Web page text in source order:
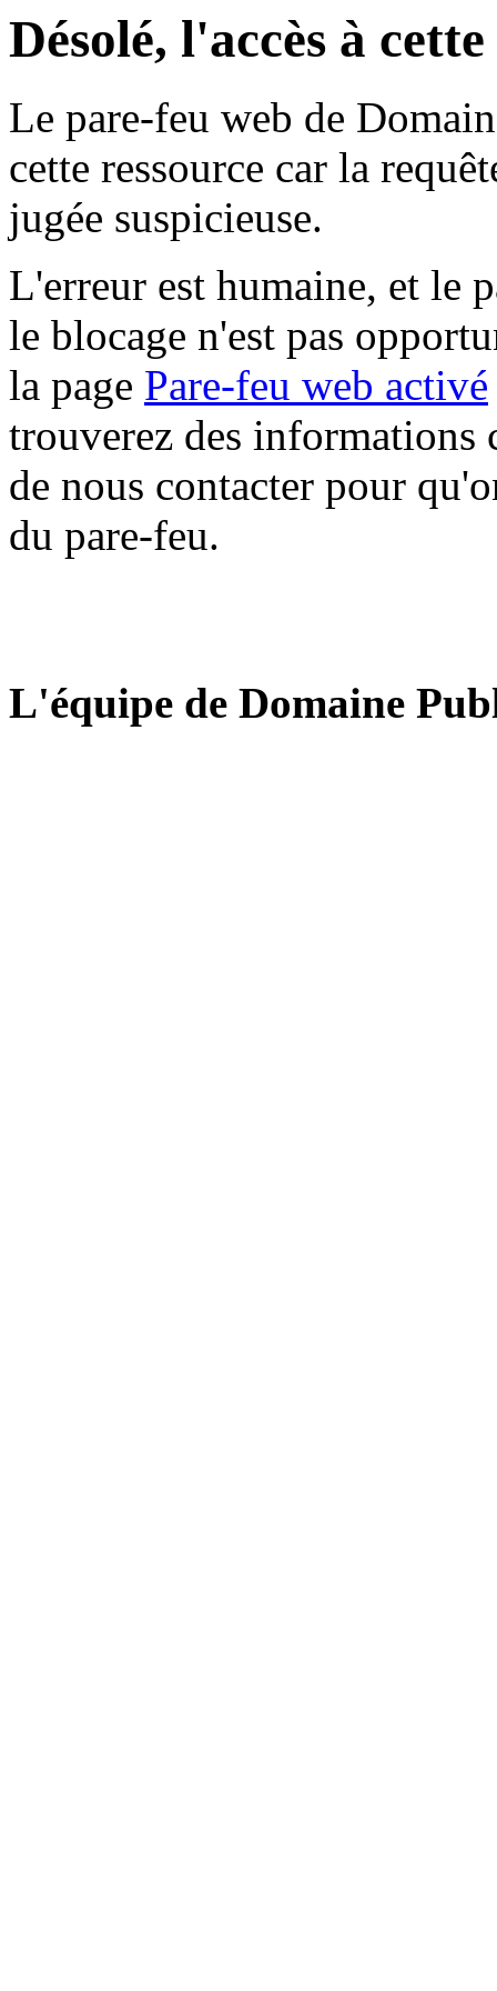
Désolé, l'accès à
Le pare-feu web de
cette ressource car la
jugée suspicieuse.
L'erreur est humaine, et le
le blocage n'est pas
la page Pare-feu web activé
trouverez des informations
de nous contacter pour
du pare-feu.
L'équipe de Domaine